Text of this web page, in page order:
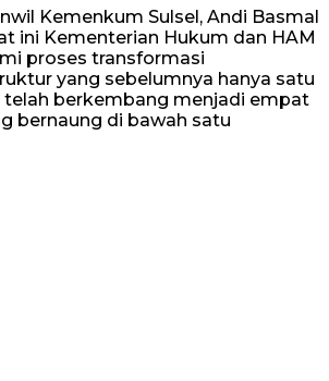
Kemenkum Sulsel, Andi Basmal
ini Kementerian Hukum dan HAM
proses transformasi
yang sebelumnya hanya satu
telah berkembang menjadi empat
bernaung di bawah satu